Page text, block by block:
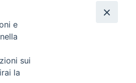
YouTube
Channel
Feed
Privacy
© 2013-2025
e
sui
la